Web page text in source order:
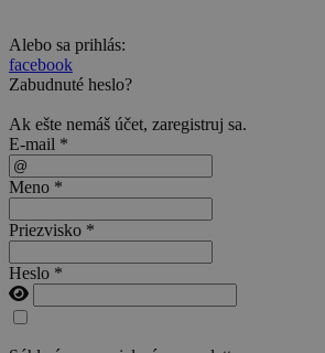
Alebo sa prihlás:
facebook
Zabudnuté heslo?
Ak ešte nemáš účet, zaregistruj sa.
E-mail *
Meno *
Priezvisko *
Heslo *